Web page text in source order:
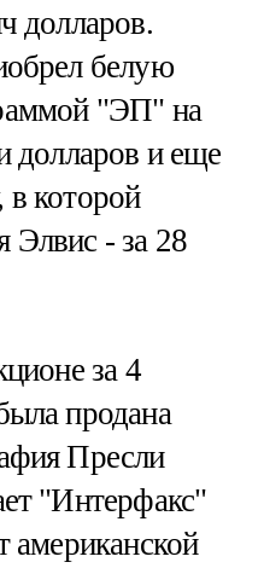
долларов.
белую
"ЭП" на
долларов и еще
которой
Элвис - за 28
за 4
продана
Пресли
"Интерфакс"
американской